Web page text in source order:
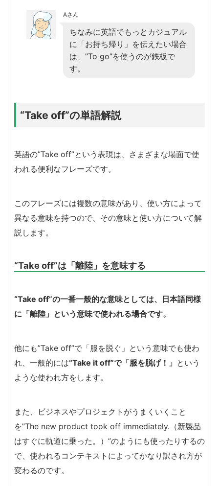
Aさん
ちなみに英語でもっとカジュアル
に「お持ち帰り」を伝えたい場合
は、”To go”を使うのが鉄板で
す。
“Take off”の単語解説
英語の”Take off”という表現は、さまざまな場面で使
われる便利なフレーズです。
このフレーズには複数の意味があり、使い方によって
異なる意味を持つので、その意味と使い方について解
説します。
“Take off”は「離陸」を意味する
“Take off”の一番一般的な意味としては、日本語同様
に「離陸」という意味で使われる場合です。
他にも”Take off”で「服を脱ぐ」という意味でも使わ
れ、一般的には“Take it off”で「服を脱げ！」 という
ような使われ方をします。
また、ビジネスやプロジェクトがうまくいくこと
を”The new product took off immediately.（新製品
はすぐに軌道に乗った。）”のようにも使ったりするの
で、使われるコンテキストによってかなり訳され方が
変わるのです。